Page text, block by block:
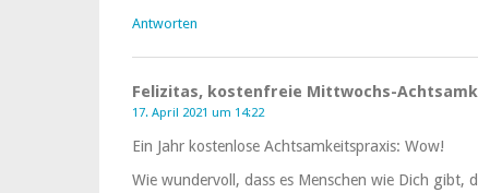
Antworten
Felizitas, kostenfreie Mittwochs-
17. April 2021 um 14:22
Ein Jahr kostenlose Achtsamkeitspraxis: Wow!
Wie wundervoll, dass es Menschen wie Dich gibt,